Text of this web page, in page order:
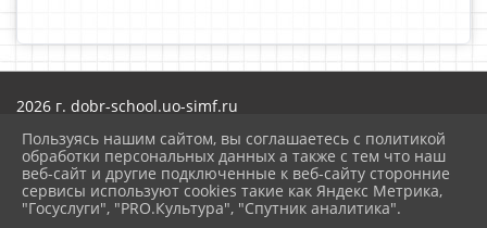
2026 г. dobr-school.uo-simf.ru
Карта сайта
Политика обработки персональных данных
Сделано на KubCMS
Разработка и поддержка
Пользуясь нашим сайтом, вы соглашаетесь с политикой
обработки персональных данных а также с тем что наш
веб-сайт и другие подключенные к веб-сайту сторонние
сервисы используют cookies такие как Яндекс Метрика,
"Госуслуги", "PRO.Культура", "Спутник аналитика".